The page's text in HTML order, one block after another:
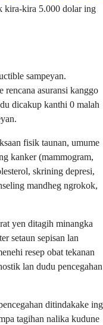
kira-kira 5.000 dolar ing
sampeyan.
asuransi kanggo
dicakup kanthi 0 malah
fisik taunan, umume
kanker (mammogram,
skrining depresi,
mandheg ngrokok,
yen ditagih minangka
setaun sepisan lan
resep obat tekanan
lan dudu pencegahan
ditindakake ing
tagihan nalika kudune